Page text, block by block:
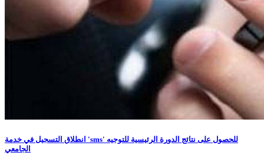
انطلاق التسجيل في خدمة 'sms' للحصول على نتائج الدورة الرئيسية للتوجيه
الجامعي